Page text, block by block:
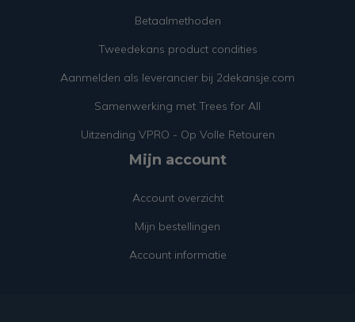
Betaalmethoden
Tweedekans product condities
Aanmelden als leverancier bij 2dekansje.com
Samenwerking met Trees for All
Uitzending VPRO - Op Volle Retouren
Mijn account
Account overzicht
Mijn bestellingen
Account informatie